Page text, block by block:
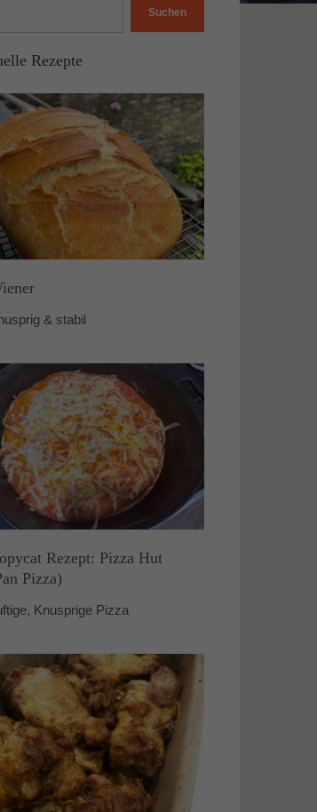
Suchen
Rezepte
& stabil
Rezept: Pizza Hut
Pizza)
Knusprige Pizza